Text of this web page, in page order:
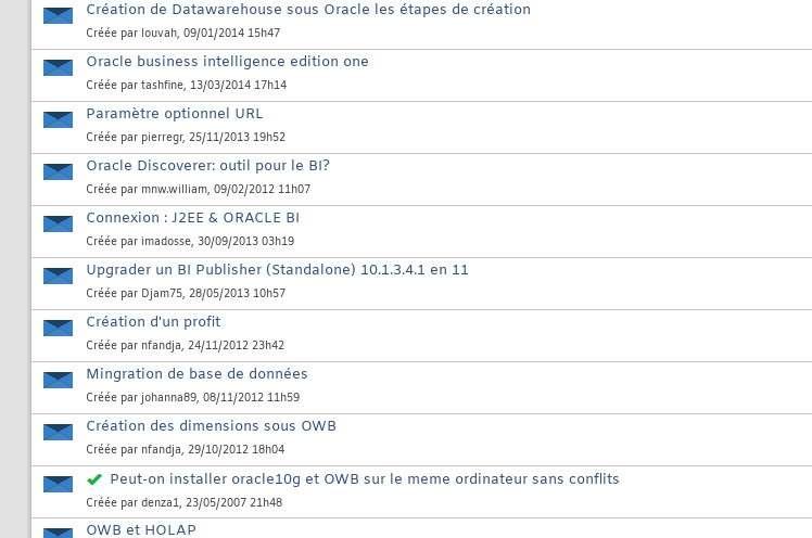
Création de Datawarehouse sous Oracle les étapes de création
Créée par louvah, 09/01/2014 15h47
Oracle business intelligence edition one
Créée par tashfine, 13/03/2014 17h14
Paramètre optionnel URL
Créée par pierregr, 25/11/2013 19h52
Oracle Discoverer: outil pour le BI?
Créée par mnw.william, 09/02/2012 11h07
Connexion : J2EE & ORACLE BI
Créée par imadosse, 30/09/2013 03h19
Upgrader un BI Publisher (Standalone) 10.1.3.4.1 en 11
Créée par Djam75, 28/05/2013 10h57
Création d'un profit
Créée par nfandja, 24/11/2012 23h42
Mingration de base de données
Créée par johanna89, 08/11/2012 11h59
Création des dimensions sous OWB
Créée par nfandja, 29/10/2012 18h04
Peut-on installer oracle10g et OWB sur le meme ordinateur sans conflits
Créée par denza1, 23/05/2007 21h48
OWB et HOLAP